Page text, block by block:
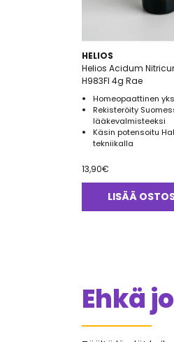
HELIOS
Helios Acidum
H983FI 4g Rae
Homeopaattinen
Rekisteröity
lääkevalmisteeksi
Käsin potensoitu
tekniikalla
13,90€
LISÄÄ
Ehkä